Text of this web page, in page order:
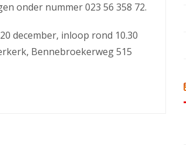
onder nummer 023 56 358 72.
december, inloop rond 10.30
Bennebroekerweg 515